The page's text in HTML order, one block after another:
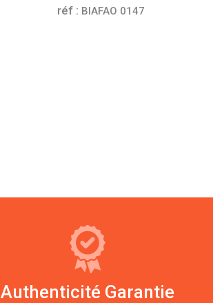
réf : BIAFAO 0147
Authenticité Garantie